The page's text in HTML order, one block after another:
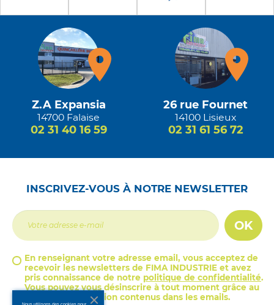
Z.A Expansia
14700 Falaise
02 31 40 16 59
26 rue Fournet
14100 Lisieux
02 31 61 56 72
INSCRIVEZ-VOUS À NOTRE NEWSLETTER
OK
En renseignant votre adresse email, vous acceptez de
recevoir les newsletters de FIMA INDUSTRIE et avez
pris connaissance de notre politique de confidentialité.
Vous pouvez vous désinscrire à tout moment grâce au
lien de désinscription contenus dans les emails.